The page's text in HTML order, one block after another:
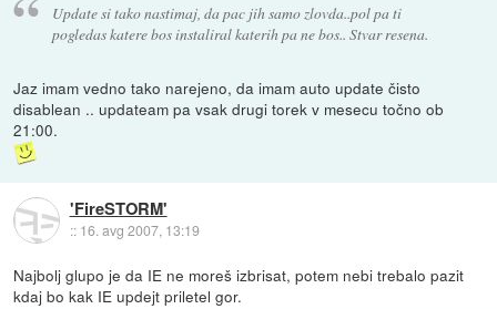
Update si tako nastimaj, da pac jih samo zlovda..pol pa ti
pogledas katere bos instaliral katerih pa ne bos.. Stvar resena.
Jaz imam vedno tako narejeno, da imam auto update čisto
disablean .. updateam pa vsak drugi torek v mesecu točno ob
21:00.
'FireSTORM'
:: 16. avg 2007, 13:19
Najbolj glupo je da IE ne moreš izbrisat, potem nebi trebalo pazit
kdaj bo kak IE updejt priletel gor.